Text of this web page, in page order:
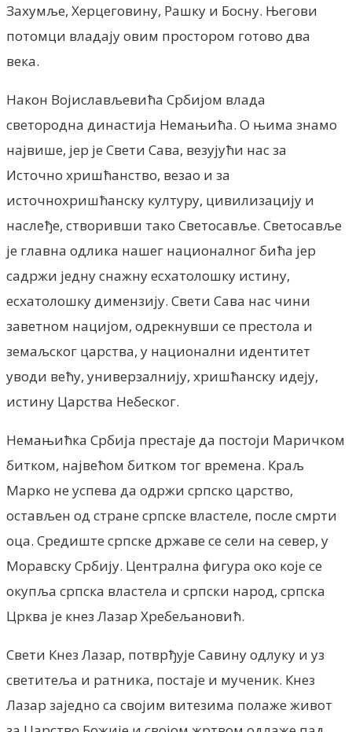
Захумље, Херцеговину, Рашку и Босну. Његови
потомци владају овим простором готово два
века.
Након Војислављевића Србијом влада
светородна династија Немањића. О њима знамо
највише, јер је Свети Сава, везујући нас за
Источно хришћанство, везао и за
источнохришћанску културу, цивилизацију и
наслеђе, створивши тако Светосавље. Светосавље
је главна одлика нашег националног бића јер
садржи једну снажну есхатолошку истину,
есхатолошку димензију. Свети Сава нас чини
заветном нацијом, одрекнувши се престола и
земаљског царства, у национални идентитет
уводи већу, универзалнију, хришћанску идеју,
истину Царства Небеског.
Немањићка Србија престаје да постоји Маричком
битком, највећом битком тог времена. Краљ
Марко не успева да одржи српско царство,
остављен од стране српске властеле, после смрти
оца. Средиште српске државе се сели на север, у
Моравску Србију. Централна фигура око које се
окупља српска властела и српски народ, српска
Црква је кнез Лазар Хребељановић.
Свети Кнез Лазар, потврђује Савину одлуку и уз
светитеља и ратника, постаје и мученик. Кнез
Лазар заједно са својим витезима полаже живот